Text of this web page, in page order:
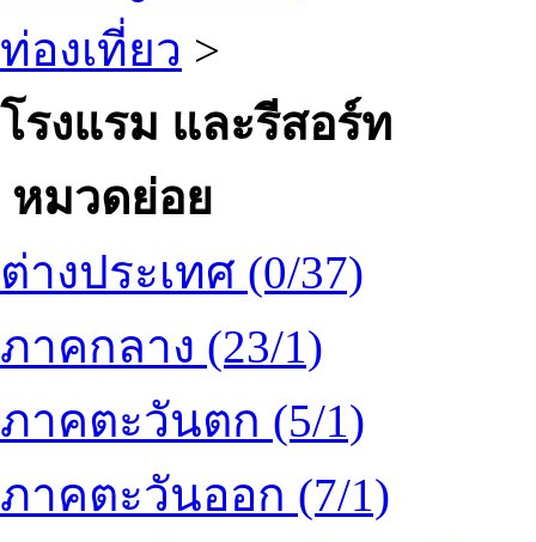
ท่องเที่ยว >
โรงแรม และรีสอร์ท
หมวดย่อย
ต่างประเทศ (0/37)
ภาคกลาง (23/1)
ภาคตะวันตก (5/1)
ภาคตะวันออก (7/1)